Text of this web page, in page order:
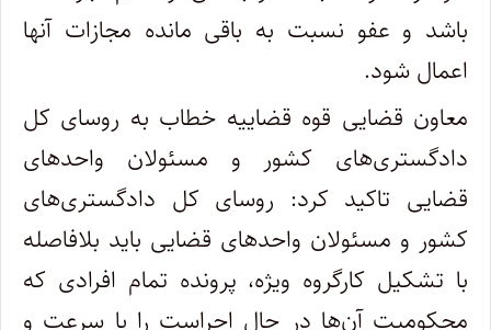
باشد و عفو نسبت به باقی مانده مجازات آنها
اعمال شود.
معاون قضایی قوه قضاییه خطاب به روسای کل
دادگستری‌های کشور و مسئولان واحد‌های
قضایی تاکید کرد: روسای کل دادگستری‌های
کشور و مسئولان واحد‌های قضایی باید بلافاصله
با تشکیل کارگروه ویژه، پرونده تمام افرادی که
محکومیت آن‌ها در حال اجراست را با سرعت و